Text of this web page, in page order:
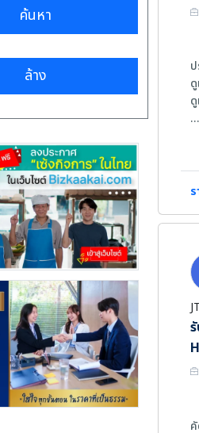
ค้นหา
ล้าง